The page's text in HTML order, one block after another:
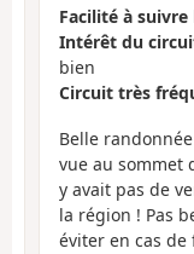
Facilité à
Intérêt du
bien
Circuit très
Belle
vue au sommet
y avait pas de
la région ! Pas
éviter en cas de